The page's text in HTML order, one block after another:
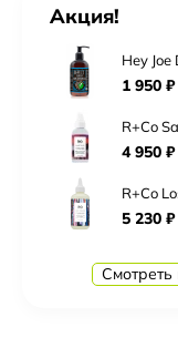
Акция!
Hey
1 950 ₽
R+Co
4 950 ₽
R+Co
5 230 ₽
R+Co
5 290₽
R+Co
Смотреть